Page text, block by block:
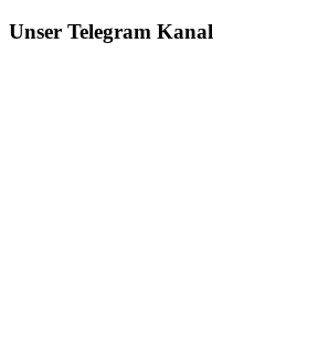
Unser Telegram Kanal